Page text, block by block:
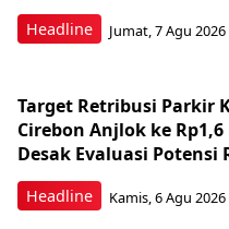
Headline Jumat, 7 Agu 2026
Headline
Target Retribusi Parkir
Cirebon Anjlok ke Rp1,6
Desak Evaluasi Potensi
Kamis, 6 Agu 2026